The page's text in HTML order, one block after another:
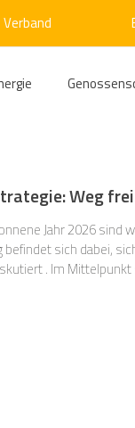
Verband
Kraftwerke
Weg
Jahr 2026
sich dabei, sich auf eine
. Im